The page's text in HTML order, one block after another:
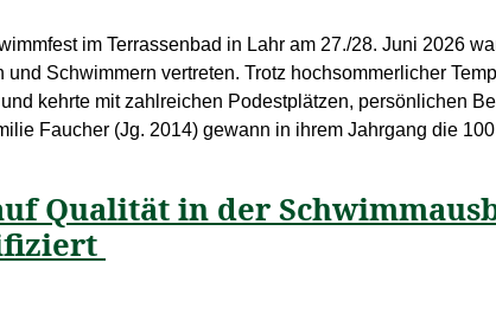
im Terrassenbad in Lahr am 27./28. Juni 2026
Schwimmern vertreten. Trotz hochsommerlicher
kehrte mit zahlreichen Podestplätzen, persönlichen
Faucher (Jg. 2014) gewann in ihrem Jahrgang die
Qualität in der